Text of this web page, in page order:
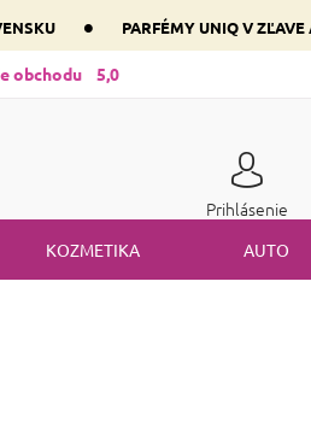
• PARFÉMY UNIQ V ZĽAVE
obchodu 5,0
zložky parfém vášho srdca
Prihlásenie
KOZMETIKA AUTO